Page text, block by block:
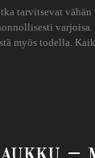
tarvitsevat
varjoisa.
myös todella.
–